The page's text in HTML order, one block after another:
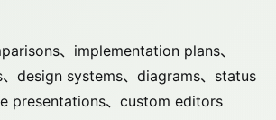
、implementation plans、
design systems、diagrams、status
presentations、custom editors